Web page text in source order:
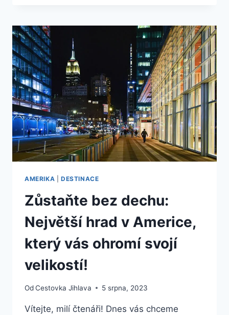
10
NEUVĚŘITELNÝCH
OHROMÍ!
AMERIKA DESTINACE
Zůstaňte bez dechu:
Největší hrad v Americe,
který vás ohromí svojí
velikostí!
OdCestovka Jihlava 5 srpna, 2023
Vítejte, milí čtenáři! Dnes vás chceme